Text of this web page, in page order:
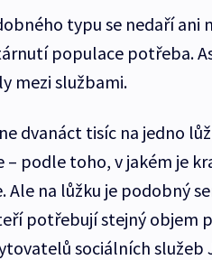
typu se nedaří ani
populace potřeba.
mezi službami.
dvanáct tisíc na jedno
– podle toho, v jakém je
Ale na lůžku je podobný
potřebují stejný objem
sociálních služeb